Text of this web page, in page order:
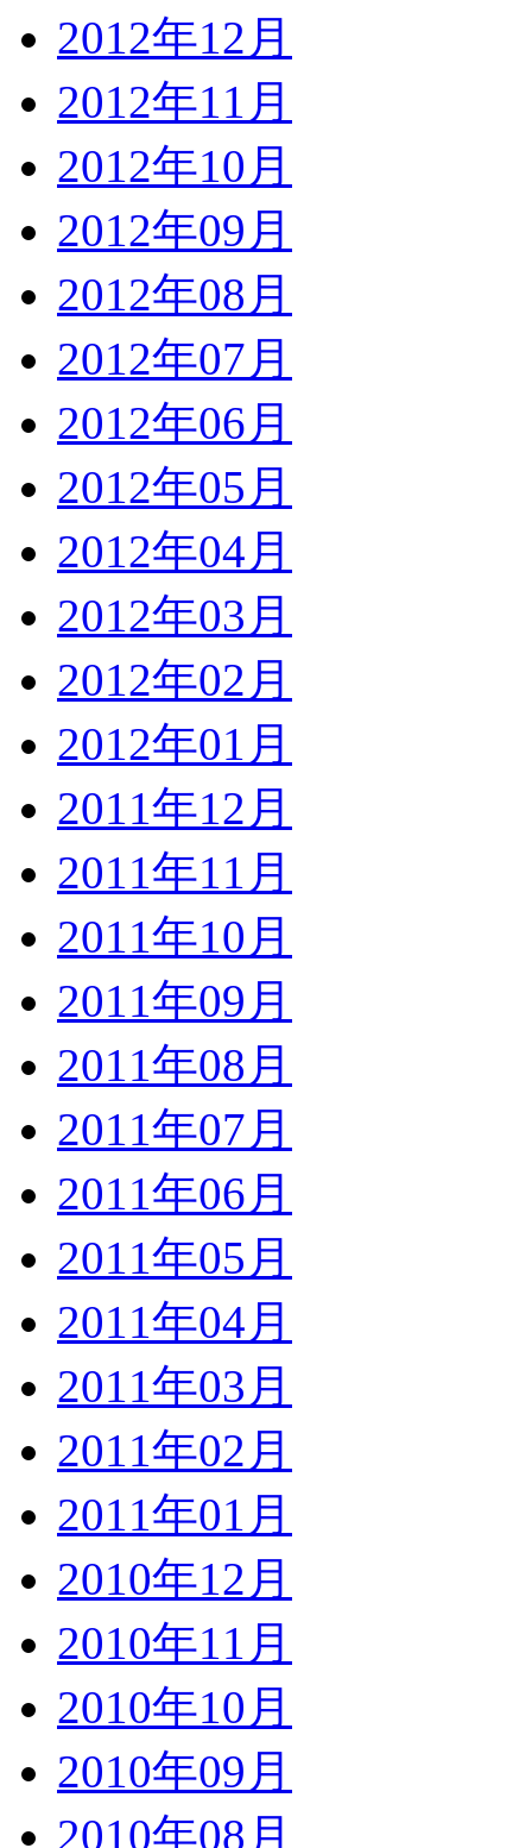
2012年12月
2012年11月
2012年10月
2012年09月
2012年08月
2012年07月
2012年06月
2012年05月
2012年04月
2012年03月
2012年02月
2012年01月
2011年12月
2011年11月
2011年10月
2011年09月
2011年08月
2011年07月
2011年06月
2011年05月
2011年04月
2011年03月
2011年02月
2011年01月
2010年12月
2010年11月
2010年10月
2010年09月
2010年08月